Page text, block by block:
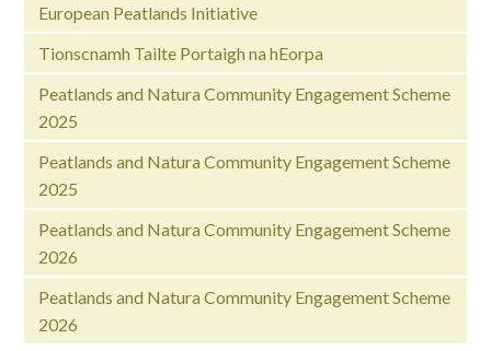
European Peatlands Initiative
Tionscnamh Tailte Portaigh na hEorpa
Peatlands and Natura Community Engagement Scheme
2025
Peatlands and Natura Community Engagement Scheme
2025
Peatlands and Natura Community Engagement Scheme
2026
Peatlands and Natura Community Engagement Scheme
2026